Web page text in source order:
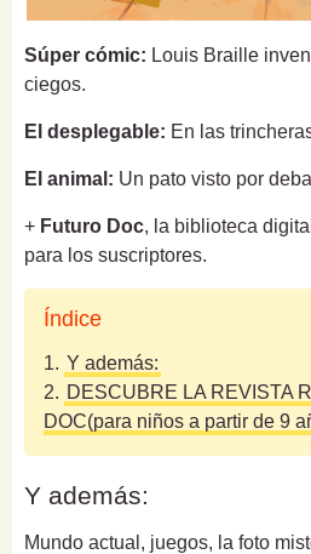
Súper cómic: Louis Braille
ciegos.
El desplegable: En las
El animal: Un pato visto por
+ Futuro Doc, la biblioteca
para los suscriptores.
Índice
1. Y además:
2. DESCUBRE LA REVISTA
DOC(para niños a partir de 9
Y además:
Mundo actual, juegos, la foto